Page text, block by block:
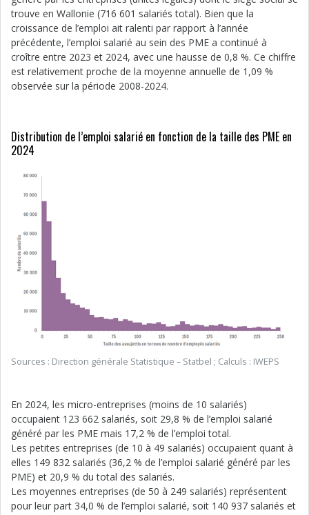
trouve en Wallonie (716 601 salariés total). Bien que la
croissance de l’emploi ait ralenti par rapport à l’année
précédente, l’emploi salarié au sein des PME a continué à
croître entre 2023 et 2024, avec une hausse de 0,8 %. Ce chiffre
est relativement proche de la moyenne annuelle de 1,09 %
observée sur la période 2008-2024.
Distribution de l’emploi salarié en fonction de la taille des PME en
2024
Sources : Direction générale Statistique – Statbel ; Calculs : IWEPS
En 2024, les micro-entreprises (moins de 10 salariés)
occupaient 123 662 salariés, soit 29,8 % de l’emploi salarié
généré par les PME mais 17,2 % de l’emploi total.
Les petites entreprises (de 10 à 49 salariés) occupaient quant à
elles 149 832 salariés (36,2 % de l’emploi salarié généré par les
PME) et 20,9 % du total des salariés.
Les moyennes entreprises (de 50 à 249 salariés) représentent
pour leur part 34,0 % de l’emploi salarié, soit 140 937 salariés et